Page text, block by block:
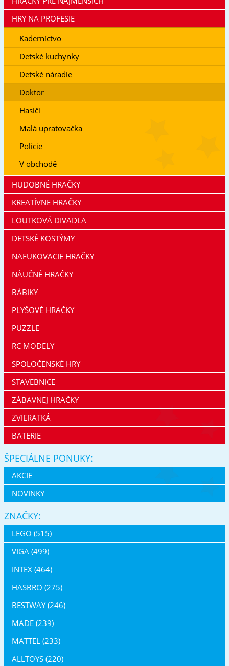
HRY NA PROFESIE
Kaderníctvo
Detské kuchynky
Detské náradie
Doktor
Hasiči
Malá upratovačka
Policie
V obchodě
HUDOBNÉ HRAČKY
KREATÍVNE HRAČKY
LOUTKOVÁ DIVADLA
DETSKÉ KOSTÝMY
NAFUKOVACIE HRAČKY
NÁUČNÉ HRAČKY
BÁBIKY
PLYŠOVÉ HRAČKY
PUZZLE
RC MODELY
SPOLOČENSKÉ HRY
STAVEBNICE
ZÁBAVNEJ HRAČKY
ZVIERATKÁ
BATERIE
ŠPECIÁLNE PONUKY:
AKCIE
NOVINKY
ZNAČKY:
LEGO (515)
VIGA (499)
INTEX (464)
HASBRO (275)
BESTWAY (246)
MADE (239)
MATTEL (233)
ALLTOYS (220)